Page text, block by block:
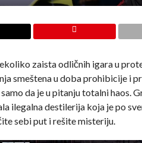
zaista odličnih igara u
smeštena u doba prohibicije i
da je u pitanju totalni haos.
ilegalna destilerija koja je po
sebi put i rešite misteriju.